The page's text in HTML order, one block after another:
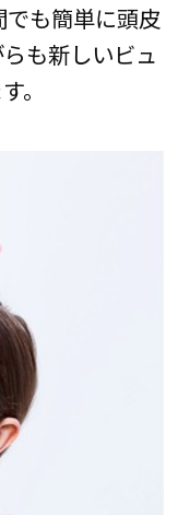
も簡単に頭皮
も新しいビュ
。